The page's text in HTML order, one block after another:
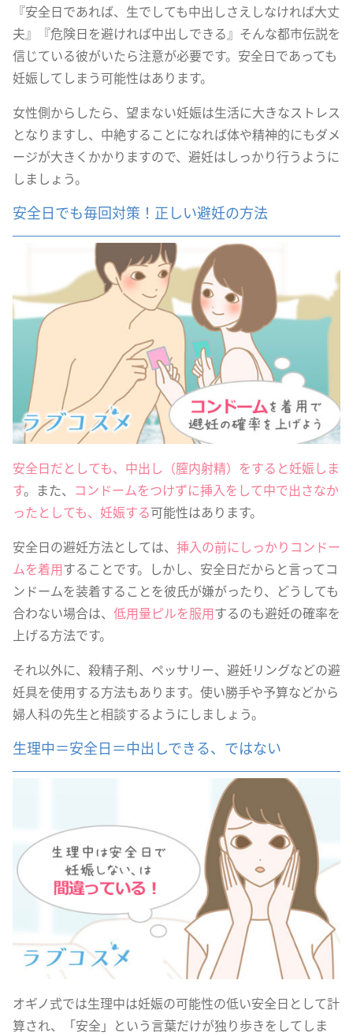
『安全日であれば、生でしても中出しさえしなければ大丈
夫』『危険日を避ければ中出しできる』そんな都市伝説を
信じている彼がいたら注意が必要です。安全日であっても
妊娠してしまう可能性はあります。
女性側からしたら、望まない妊娠は生活に大きなストレス
となりますし、中絶することになれば体や精神的にもダメ
ージが大きくかかりますので、避妊はしっかり行うように
しましょう。
安全日でも毎回対策！正しい避妊の方法
安全日だとしても、中出し（膣内射精）をすると妊娠しま
す。また、 コンドームをつけずに挿入をして中で出さなか
ったとしても、妊娠する可能性はあります。
安全日の避妊方法としては、 挿入の前にしっかりコンドー
ムを着用することです。しかし、安全日だからと言ってコ
ンドームを装着することを彼氏が嫌がったり、どうしても
合わない場合は、 低用量ピルを服用するのも避妊の確率を
上げる方法です。
それ以外に、殺精子剤、ペッサリー、避妊リングなどの避
妊具を使用する方法もあります。使い勝手や予算などから
婦人科の先生と相談するようにしましょう。
生理中＝安全日＝中出しできる、ではない
オギノ式では生理中は妊娠の可能性の低い安全日として計
算され、「安全」という言葉だけが独り歩きをしてしま